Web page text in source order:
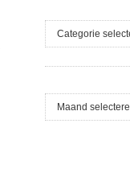
CATEGORIES
ARCHIVES